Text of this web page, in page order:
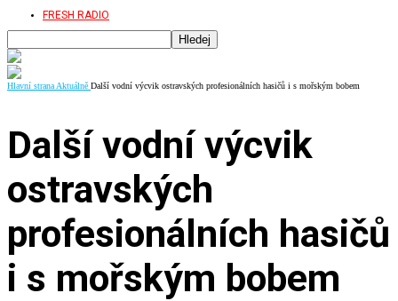
FRESH RADIO
Hlavní strana Aktuálně Další vodní výcvik ostravských profesionálních hasičů i s mořským bobem
Další vodní výcvik
ostravských
profesionálních hasičů
i s mořským bobem